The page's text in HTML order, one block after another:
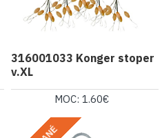
316001033 Konger stoper
v.XL
MOC: 1.60€